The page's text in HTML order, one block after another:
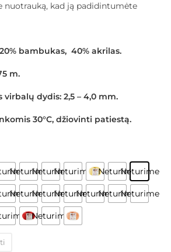
nuotrauką, kad ją padidintumėte
bambukas, 40% akrilas.
m.
virbalų dydis: 2,5 – 4,0 mm.
30°C, džiovinti patiestą.
NeturimeNeturimeNeturime NeturimeNeturime
NeturimeNeturimeNeturimeNeturimeNeturimeNeturime
Neturime